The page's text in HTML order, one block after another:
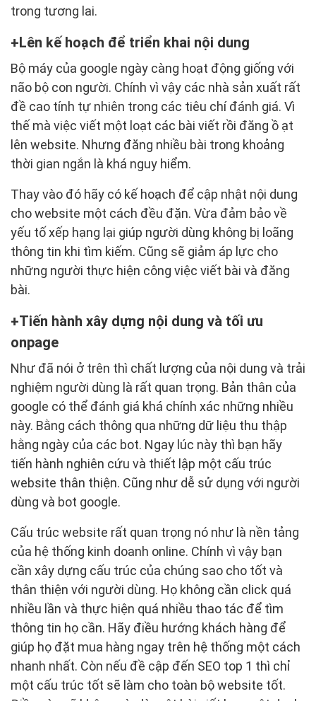
trong tương lai.
Lên kế hoạch để triển khai nội dung
Bộ máy của google ngày càng hoạt động giống với
não bộ con người. Chính vì vậy các nhà sản xuất rất
đề cao tính tự nhiên trong các tiêu chí đánh giá. Vì
thế mà việc viết một loạt các bài viết rồi đăng ồ ạt
lên website. Nhưng đăng nhiều bài trong khoảng
thời gian ngắn là khá nguy hiểm.
Thay vào đó hãy có kế hoạch để cập nhật nội dung
cho website một cách đều đặn. Vừa đảm bảo về
yếu tố xếp hạng lại giúp người dùng không bị loãng
thông tin khi tìm kiếm. Cũng sẽ giảm áp lực cho
những người thực hiện công việc viết bài và đăng
bài.
Tiến hành xây dựng nội dung và tối ưu
onpage
Như đã nói ở trên thì chất lượng của nội dung và trải
nghiệm người dùng là rất quan trọng. Bản thân của
google có thể đánh giá khá chính xác những nhiều
này. Bằng cách thông qua những dữ liệu thu thập
hằng ngày của các bot. Ngay lúc này thì bạn hãy
tiến hành nghiên cứu và thiết lập một cấu trúc
website thân thiện. Cũng như dễ sử dụng với người
dùng và bot google.
Cấu trúc website rất quan trọng nó như là nền tảng
của hệ thống kinh doanh online. Chính vì vậy bạn
cần xây dựng cấu trúc của chúng sao cho tốt và
thân thiện với người dùng. Họ không cần click quá
nhiều lần và thực hiện quá nhiều thao tác để tìm
thông tin họ cần. Hãy điều hướng khách hàng để
giúp họ đặt mua hàng ngay trên hệ thống một cách
nhanh nhất. Còn nếu đề cập đến SEO top 1 thì chỉ
một cấu trúc tốt sẽ làm cho toàn bộ website tốt.